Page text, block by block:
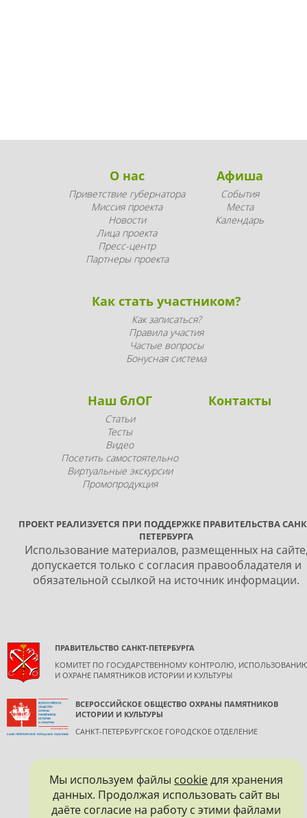
О нас
Приветствие губернатора
Миссия проекта
Новости
Лица проекта
Пресс-центр
Партнеры проекта
Афиша
События
Места
Календарь
Как стать участником?
Как записаться?
Правила участия
Частые вопросы
Бонусная система
Наш блОГ
Статьи
Тесты
Видео
Посетить самостоятельно
Виртуальные экскурсии
Промопродукция
Контакты
ПРОЕКТ РЕАЛИЗУЕТСЯ ПРИ ПОДДЕРЖКЕ ПРАВИТЕЛЬСТВА
ПЕТЕРБУРГА
Использование материалов, размещенных на
допускается только с согласия правообладателя и
обязательной ссылкой на источник информации.
ПРАВИТЕЛЬСТВО САНКТ-ПЕТЕРБУРГА
КОМИТЕТ ПО ГОСУДАРСТВЕННОМУ КОНТРОЛЮ,
И ОХРАНЕ ПАМЯТНИКОВ ИСТОРИИ И КУЛЬТУРЫ
ВСЕРОССИЙСКОЕ ОБЩЕСТВО ОХРАНЫ ПАМЯТНИКОВ
ИСТОРИИ И КУЛЬТУРЫ
САНКТ-ПЕТЕРБУРГСКОЕ ГОРОДСКОЕ ОТДЕЛЕНИЕ
Мы используем файлы cookieдля хранения
данных. Продолжая использовать сайт вы
даёте согласие на работу с этими файлами